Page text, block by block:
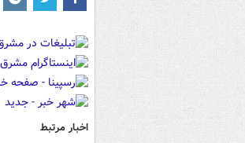
اخبار مرتبط